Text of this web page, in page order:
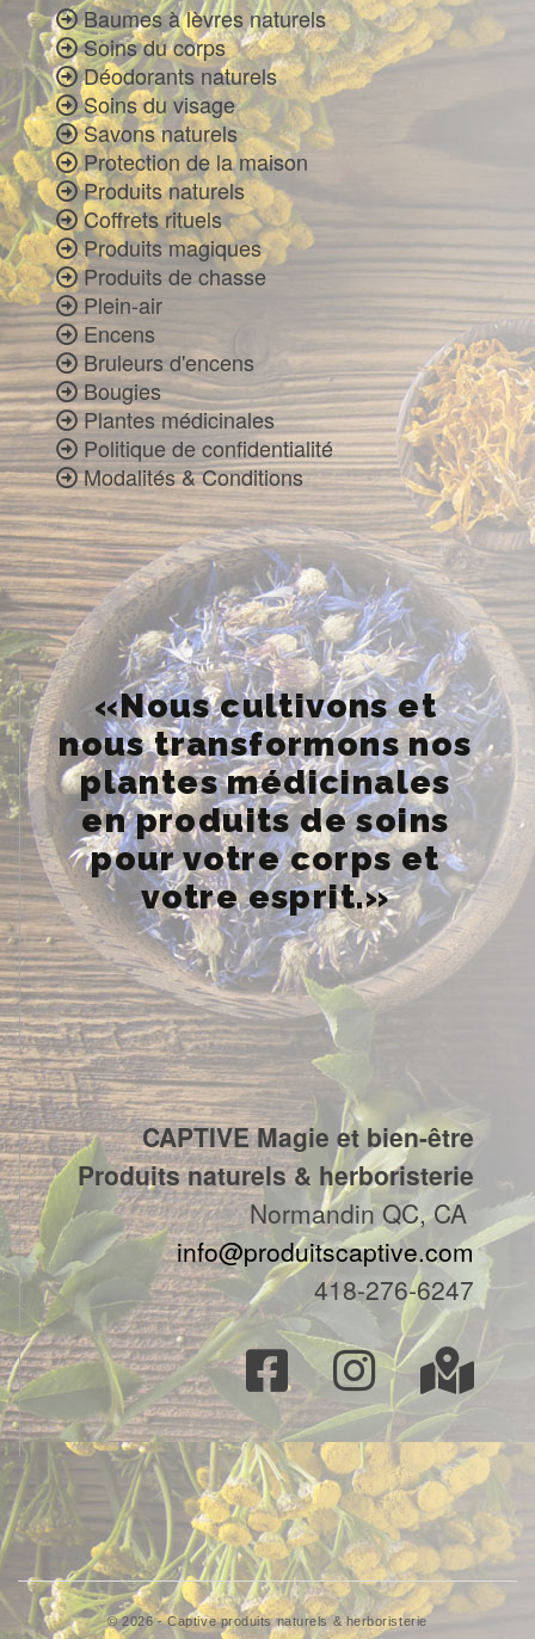
Baumes à lèvres naturels
Soins du corps
Déodorants naturels
Soins du visage
Savons naturels
Protection de la maison
Produits naturels
Coffrets rituels
Produits magiques
Produits de chasse
Plein-air
Encens
Bruleurs d'encens
Bougies
Plantes médicinales
Politique de confidentialité
Modalités & Conditions
«Nous cultivons et
nous transformons nos
plantes médicinales
en produits de soins
pour votre corps et
votre esprit.»
CAPTIVE Magie et bien-être
Produits naturels & herboristerie
Normandin QC, CA
info@produitscaptive.com
418-276-6247
© 2026 - Captive produits naturels & herboristerie